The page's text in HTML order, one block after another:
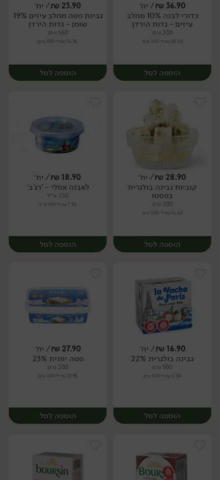
יח׳ יח׳
36.90
₪/ יח׳
כדורי לבנה 10% מחלב
עיזים - גדות הירדן
200 גרם
18.45 ₪ ל-100 גרם
הוספה לסל
יח׳
23.90
₪/ יח׳
גבינת פטה מחלב עיזים 19%
שומן - גדות הירדן
160 גרם
14.94 ₪ ל-100 גרם
הוספה לסל
יח׳
28.90
₪/ יח׳
קוביות גבינה בולגרית
בפסטו
200 גרם
14.45 ₪ ל-100 גרם
הוספה לסל
יח׳
18.90
₪/ יח׳
לאבנה אסלי - 'רג'ב'
250 מ״ל
7.56 ₪ ל-100 מ״ל
הוספה לסל
יח׳
16.90
₪/ יח׳
גבינה בולגרית 22%
500 גרם
3.38 ₪ ל-100 גרם
הוספה לסל
27.90
₪/ יח׳
פטה יוונית 23%
200 גרם
13.95 ₪ ל-100 גרם
הוספה לסל